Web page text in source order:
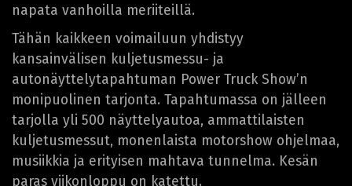
napata vanhoilla meriiteillä.
Tähän kaikkeen voimailuun yhdistyy
kansainvälisen kuljetusmessu- ja
autonäyttelytapahtuman Power Truck Show’n
monipuolinen tarjonta. Tapahtumassa on jälleen
tarjolla yli 500 näyttelyautoa, ammattilaisten
kuljetusmessut, monenlaista motorshow ohjelmaa,
musiikkia ja erityisen mahtava tunnelma. Kesän
paras viikonloppu on katettu.